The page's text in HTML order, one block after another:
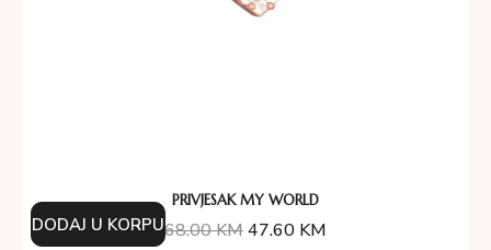
PRIVJESAK MY WORLD
68.00KM47.60 KM
DODAJ U KORPU